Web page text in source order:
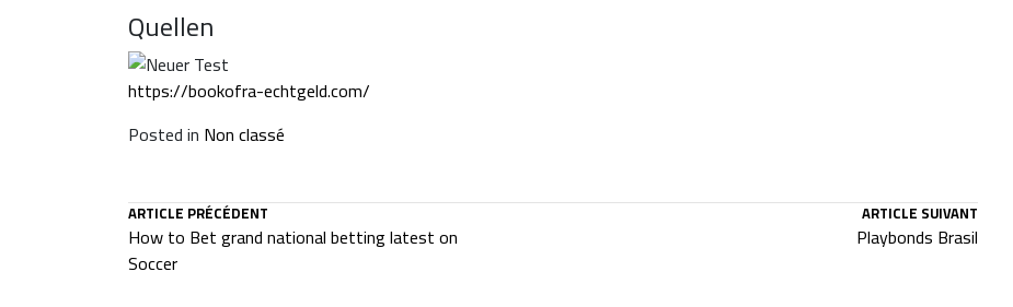
Quellen
https://bookofra-echtgeld.com/
Posted in Non classé
ARTICLE PRÉCÉDENT
How to Bet grand national betting latest on
Soccer
ARTICLE SUIVANT
Playbonds Brasil